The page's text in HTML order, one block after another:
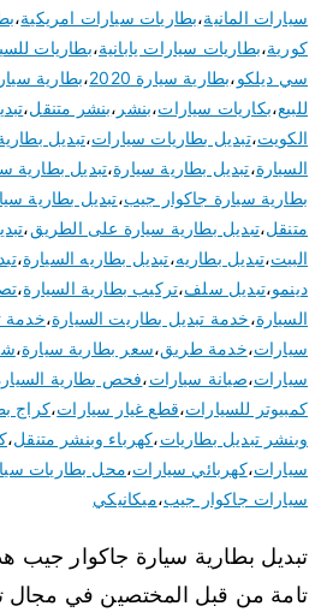
سيارات المانية،بطاريات سيارات امريكية،
كورية،بطاريات سيارات يابانية،بطاريات
سي ديلكو،بطارية سيارة 2020 ،بطارية
للبيع،بكاريات سيارات،بنشر ،بنشر متنقل،
الكويت،تبديل بطاريات سيارات،تبديل
السيارة،تبديل بطارية سيارة،تبديل بطارية
بطارية سيارة جاكوار جيب،تبديل بطارية
متنقل،تبديل بطارية سيارة على الطريق،
البيت،تبديل بطاريه،تبديل بطاريه السيارة،
دينمو،تبديل سلف،تركيب بطارية السيارة،
السيارة،خدمة تبديل بطاريت السيارة،خدمة
سيارات،خدمة طريق،سعر بطارية سيارة،
سيارات،صيانة سيارات،فحص بطارية
كمبيوتر للسيارات،قطع غيار سيارات،كراج
وبنشر تبديل بطاريات،كهرباء وبنشر متنقل،
سيارات،كهربائي سيارات،محل بطاريات
سيارات جاكوار جيب،ميكانيكي
تبديل بطارية سيارة جاكوار جيب
تامة من قبل المختصين في مجال